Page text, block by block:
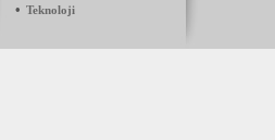
• Teknoloji